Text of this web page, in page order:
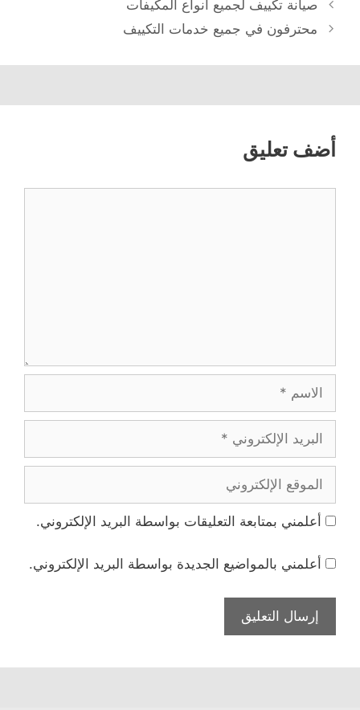
صيانة تكييف لجميع أنواع المكيفات
محترفون في جميع خدمات التكييف
أضف تعليق
الإلكتروني
الإلكتروني
أعلمني بمتابعة التعليقات بواسطة البريد الإلكتروني.
أعلمني بالمواضيع الجديدة بواسطة البريد الإلكتروني.